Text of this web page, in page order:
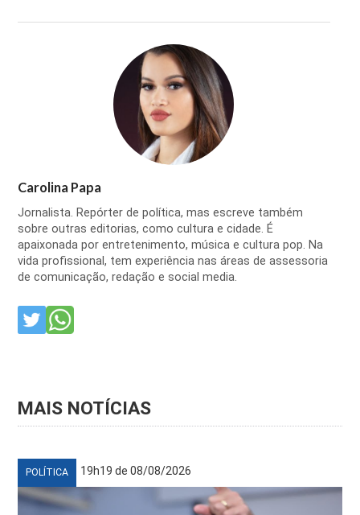
Carolina Papa
Jornalista. Repórter de política, mas escreve também
sobre outras editorias, como cultura e cidade. É
apaixonada por entretenimento, música e cultura pop. Na
vida profissional, tem experiência nas áreas de assessoria
de comunicação, redação e social media.
MAIS NOTÍCIAS
POLÍTICA 19h19 de 08/08/2026